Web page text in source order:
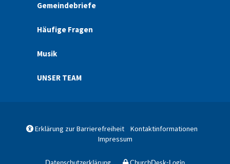
Gemeindebriefe
Häufige Fragen
Musik
UNSER TEAM
 Erklärung zur Barrierefreiheit
Kontaktinformationen
Impressum